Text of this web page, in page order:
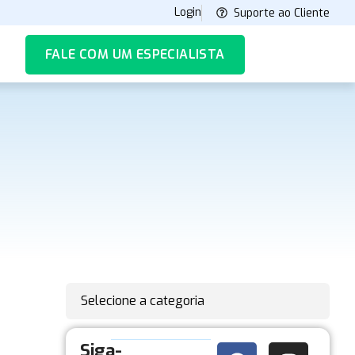
Login Suporte ao Cliente
FALE COM UM ESPECIALISTA
Selecione a categoria